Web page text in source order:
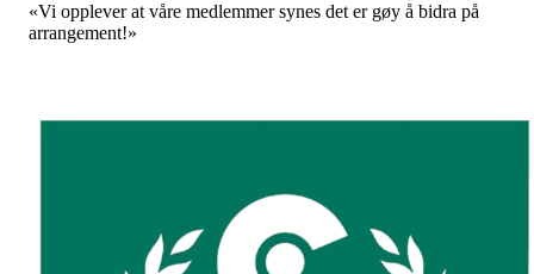
«Vi opplever at våre medlemmer synes det er gøy å bidra på
arrangement!»